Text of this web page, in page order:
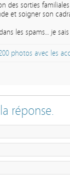
des sorties
et soigner son
les spams… je
photos avec les
réponse.